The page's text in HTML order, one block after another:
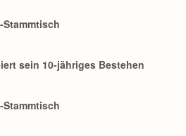
Stammtisch
sein 10-jähriges Bestehen
Stammtisch